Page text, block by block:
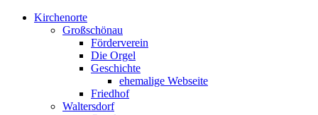
Kirchenorte
Großschönau
Förderverein
Die Orgel
Geschichte
ehemalige Webseite
Friedhof
Waltersdorf